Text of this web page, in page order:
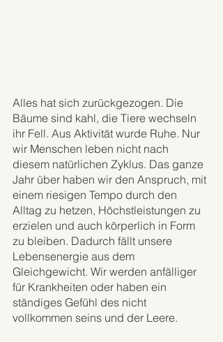
Alles hat sich zurückgezogen. Die
Bäume sind kahl, die Tiere wechseln
ihr Fell. Aus Aktivität wurde Ruhe. Nur
wir Menschen leben nicht nach
diesem natürlichen Zyklus. Das ganze
Jahr über haben wir den Anspruch, mit
einem riesigen Tempo durch den
Alltag zu hetzen, Höchstleistungen zu
erzielen und auch körperlich in Form
zu bleiben. Dadurch fällt unsere
Lebensenergie aus dem
Gleichgewicht. Wir werden anfälliger
für Krankheiten oder haben ein
ständiges Gefühl des nicht
vollkommen seins und der Leere.